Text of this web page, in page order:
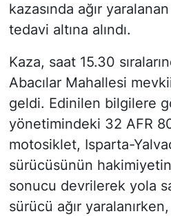
kazasında ağır
tedavi altına alındı.
Kaza, saat 15.30
Abacılar Mahallesi
geldi. Edinilen bilgilere
yönetimindeki 32 AFR
motosiklet, Isparta-
sürücüsünün
sonucu devrilerek yola
sürücü ağır